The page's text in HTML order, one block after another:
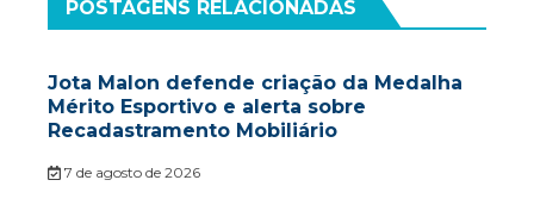
POSTAGENS RELACIONADAS
Jota Malon defende criação da Medalha
Mérito Esportivo e alerta sobre
Recadastramento Mobiliário
7 de agosto de 2026